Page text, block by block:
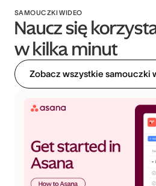
SAMOUCZKI WIDEO
Naucz się
w kilka minut
Zobacz wszystkie samouczki